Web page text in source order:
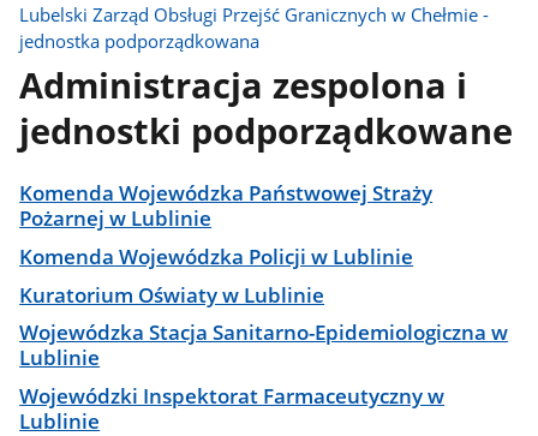
Lubelski Zarząd Obsługi Przejść Granicznych w Chełmie -
jednostka podporządkowana
Administracja zespolona i
jednostki podporządkowane
Komenda Wojewódzka Państwowej Straży
Pożarnej w Lublinie
Komenda Wojewódzka Policji w Lublinie
Kuratorium Oświaty w Lublinie
Wojewódzka Stacja Sanitarno-Epidemiologiczna w
Lublinie
Wojewódzki Inspektorat Farmaceutyczny w
Lublinie